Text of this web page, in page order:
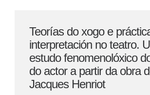
Teorías do xogo e
interpretación no teatro.
estudo fenomenolóxico
do actor a partir da obra
Jacques Henriot